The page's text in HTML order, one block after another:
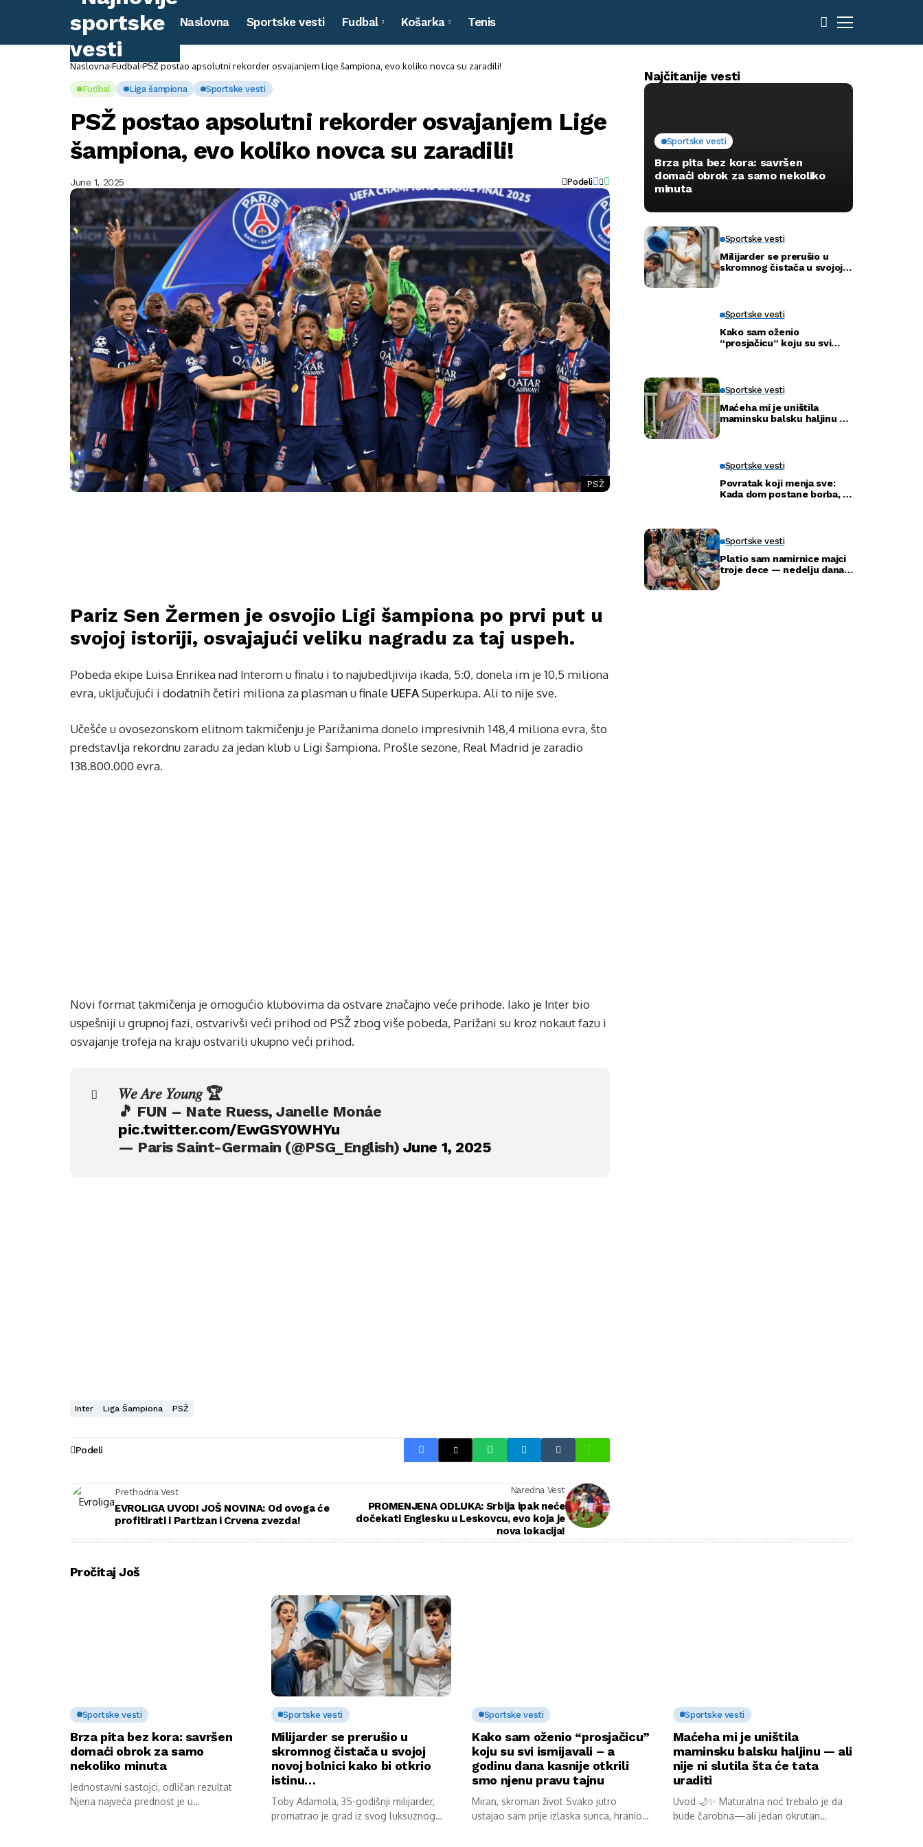
Naslovna Sportske vesti Fudbal Košarka Tenis
Naslovna Fudbal PSŽ postao apsolutni rekorder osvajanjem Lige šampiona, evo koliko novca su zaradili!
Fudbal Liga šampiona Sportske vesti
PSŽ postao apsolutni rekorder osvajanjem Lige
šampiona, evo koliko novca su zaradili!
June 1, 2025 Podeli
PSŽ
Pariz Sen Žermen je osvojio Ligi šampiona po prvi put u
svojoj istoriji, osvajajući veliku nagradu za taj uspeh.
Pobeda ekipe Luisa Enrikea nad Interom u finalu i to najubedljivija ikada, 5:0, donela im je 10,5 miliona
evra, uključujući i dodatnih četiri miliona za plasman u finale UEFASuperkupa. Ali to nije sve.
Učešće u ovosezonskom elitnom takmičenju je Parižanima donelo impresivnih 148,4 miliona evra, što
predstavlja rekordnu zaradu za jedan klub u Ligi šampiona. Prošle sezone, Real Madrid je zaradio
138.800.000 evra.
Novi format takmičenja je omogućio klubovima da ostvare značajno veće prihode. Iako je Inter bio
uspešniji u grupnoj fazi, ostvarivši veći prihod od PSŽ zbog više pobeda, Parižani su kroz nokaut fazu i
osvajanje trofeja na kraju ostvarili ukupno veći prihod.
𝑊𝑒 𝐴𝑟𝑒 𝑌𝑜𝑢𝑛𝑔 🏆
🎵 FUN – Nate Ruess, Janelle Monáe
pic.twitter.com/EwGSY0WHYu
— Paris Saint-Germain (@PSG_English) June 1, 2025
Inter Liga Šampiona PSŽ
Podeli
Prethodna Vest
EVROLIGA UVODI JOŠ NOVINA: Od ovoga će
profitirati i Partizan i Crvena zvezda!
Naredna Vest
PROMENJENA ODLUKA: Srbija ipak neće
dočekati Englesku u Leskovcu, evo koja je
nova lokacija!
Najčitanije vesti
Sportske vesti
Brza pita bez kora: savršen
domaći obrok za samo nekoliko
minuta
Sportske vesti
Milijarder se prerušio u
skromnog čistača u svojoj
Sportske vesti
Kako sam oženio
“prosjačicu” koju su svi
Sportske vesti
Maćeha mi je uništila
maminsku balsku haljinu —
Sportske vesti
Povratak koji menja sve:
Kada dom postane borba, a
Sportske vesti
Platio sam namirnice majci
troje dece — nedelju dana
Pročitaj Još
Sportske vesti
Brza pita bez kora: savršen
domaći obrok za samo
nekoliko minuta
Jednostavni sastojci, odličan rezultat
Njena najveća prednost je u
Sportske vesti
Milijarder se prerušio u
skromnog čistača u svojoj
novoj bolnici kako bi otkrio
istinu…
Toby Adamola, 35-godišnji milijarder,
promatrao je grad iz svog luksuznog
Sportske vesti
Kako sam oženio “prosjačicu”
koju su svi ismijavali – a
godinu dana kasnije otkrili
smo njenu pravu tajnu
Miran, skroman život Svako jutro
ustajao sam prije izlaska sunca, hranio
Sportske vesti
Maćeha mi je uništila
maminsku balsku haljinu — ali
nije ni slutila šta će tata
uraditi
Uvod 🌙✨ Maturalna noć trebalo je da
bude čarobna—ali jedan okrutan